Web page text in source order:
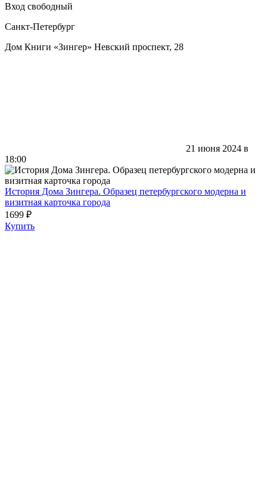
Вход свободный
Санкт-Петербург
Дом Книги «Зингер» Невский проспект, 28
21 июня 2024 в
18:00
История Дома Зингера. Образец петербургского модерна и
визитная карточка города
1699 ₽
Купить